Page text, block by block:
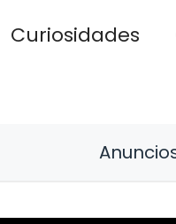
Curiosidades